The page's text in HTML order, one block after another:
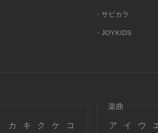
・サビカラ
・JOYKIDS
カ キ ク ケ コ
楽曲
ア イ ウ